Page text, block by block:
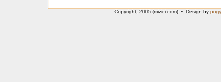
Copyright, 2005 (mizici.com) • Design by